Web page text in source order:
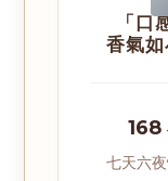
「口
香氣如
168
七天六